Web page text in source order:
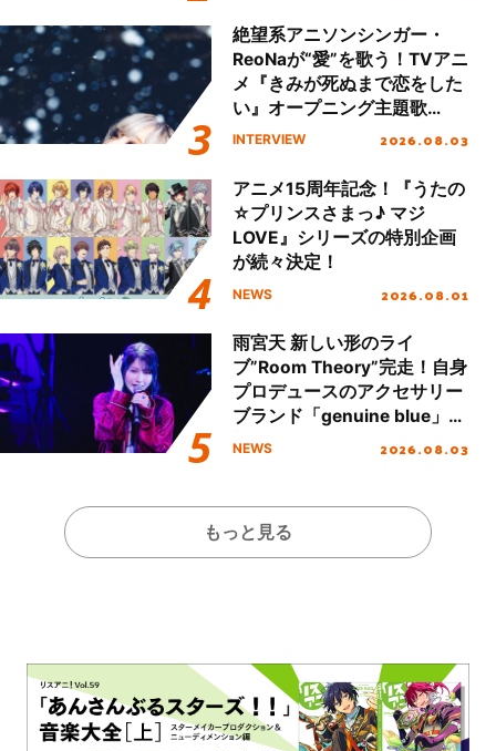
絶望系アニソンシンガー・
ReoNaが“愛”を歌う！TVアニ
メ『きみが死ぬまで恋をした
い』オープニング主題歌
「Amore」インタビュー
INTERVIEW 2026.08.03
アニメ15周年記念！『うたの
☆プリンスさまっ♪ マジ
LOVE』シリーズの特別企画
が続々決定！
NEWS 2026.08.01
雨宮天 新しい形のライ
ブ”Room Theory”完走！自身
プロデュースのアクセサリー
ブランド「genuine blue」の
新作アクセサリー予約も開
NEWS 2026.08.03
もっと見る